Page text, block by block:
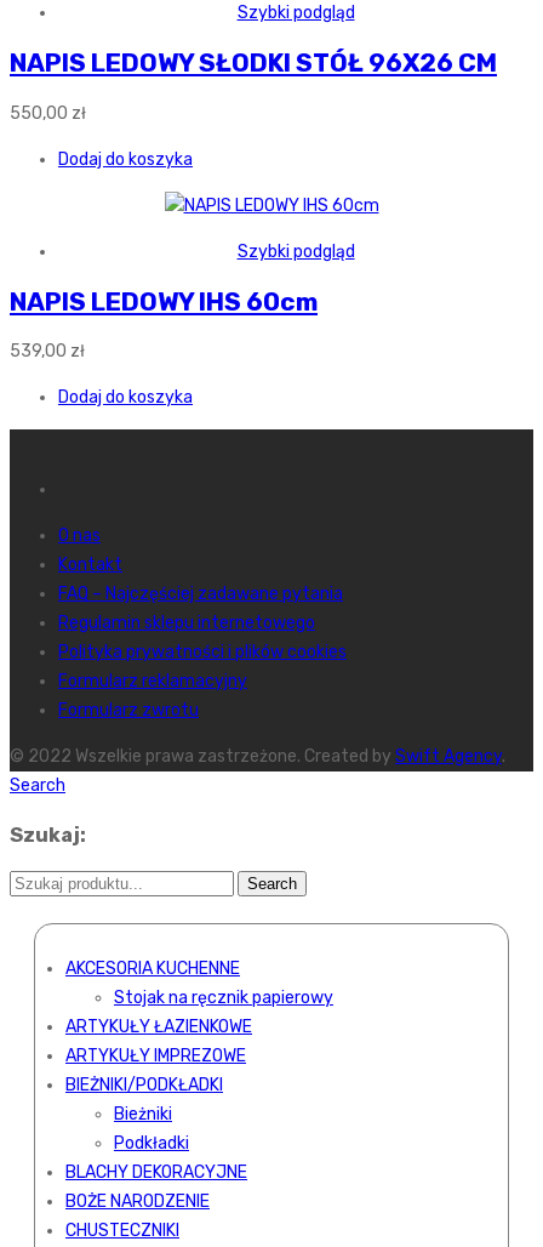
Szybki podgląd
NAPIS LEDOWY SŁODKI STÓŁ 96X26 CM
550,00 zł
Dodaj do koszyka
Szybki podgląd
NAPIS LEDOWY IHS 60cm
539,00 zł
Dodaj do koszyka
O nas
Kontakt
FAQ – Najczęściej zadawane pytania
Regulamin sklepu internetowego
Polityka prywatności i plików cookies
Formularz reklamacyjny
Formularz zwrotu
© 2022 Wszelkie prawa zastrzeżone. Created by Swift Agency.
Search
Szukaj:
AKCESORIA KUCHENNE
Stojak na ręcznik papierowy
ARTYKUŁY ŁAZIENKOWE
ARTYKUŁY IMPREZOWE
BIEŻNIKI/PODKŁADKI
Bieżniki
Podkładki
BLACHY DEKORACYJNE
BOŻE NARODZENIE
CHUSTECZNIKI